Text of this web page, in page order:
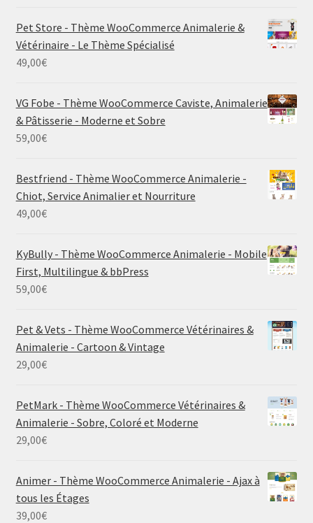
Pet Store - Thème WooCommerce Animalerie &
Vétérinaire - Le Thème Spécialisé
49,00€
VG Fobe - Thème WooCommerce Caviste, Animalerie
& Pâtisserie - Moderne et Sobre
59,00€
Bestfriend - Thème WooCommerce Animalerie -
Chiot, Service Animalier et Nourriture
49,00€
KyBully - Thème WooCommerce Animalerie - Mobile
First, Multilingue & bbPress
59,00€
Pet & Vets - Thème WooCommerce Vétérinaires &
Animalerie - Cartoon & Vintage
29,00€
PetMark - Thème WooCommerce Vétérinaires &
Animalerie - Sobre, Coloré et Moderne
29,00€
Animer - Thème WooCommerce Animalerie - Ajax à
tous les Étages
39,00€